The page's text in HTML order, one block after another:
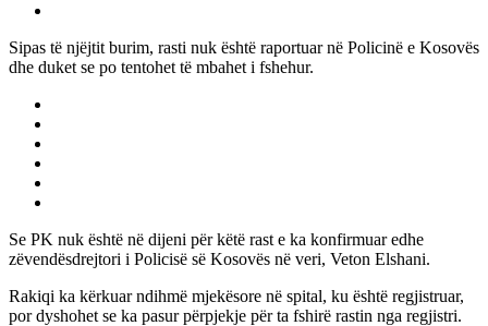
Sipas të njëjtit burim, rasti nuk është raportuar në Policinë e Kosovës
dhe duket se po tentohet të mbahet i fshehur.
Se PK nuk është në dijeni për këtë rast e ka konfirmuar edhe
zëvendësdrejtori i Policisë së Kosovës në veri, Veton Elshani.
Rakiqi ka kërkuar ndihmë mjekësore në spital, ku është regjistruar,
por dyshohet se ka pasur përpjekje për ta fshirë rastin nga regjistri.